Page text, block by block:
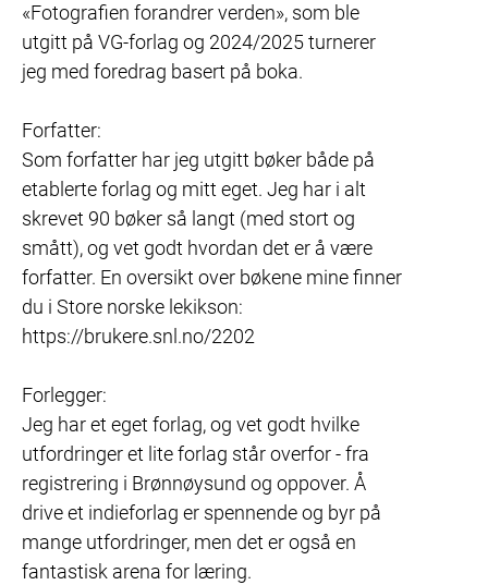
«Fotografien forandrer verden», som ble
utgitt på VG-forlag og 2024/2025 turnerer
jeg med foredrag basert på boka.
Forfatter:
Som forfatter har jeg utgitt bøker både på
etablerte forlag og mitt eget. Jeg har i alt
skrevet 90 bøker så langt (med stort og
smått), og vet godt hvordan det er å være
forfatter. En oversikt over bøkene mine finner
du i Store norske lekikson:
https://brukere.snl.no/2202
Forlegger:
Jeg har et eget forlag, og vet godt hvilke
utfordringer et lite forlag står overfor - fra
registrering i Brønnøysund og oppover. Å
drive et indieforlag er spennende og byr på
mange utfordringer, men det er også en
fantastisk arena for læring.